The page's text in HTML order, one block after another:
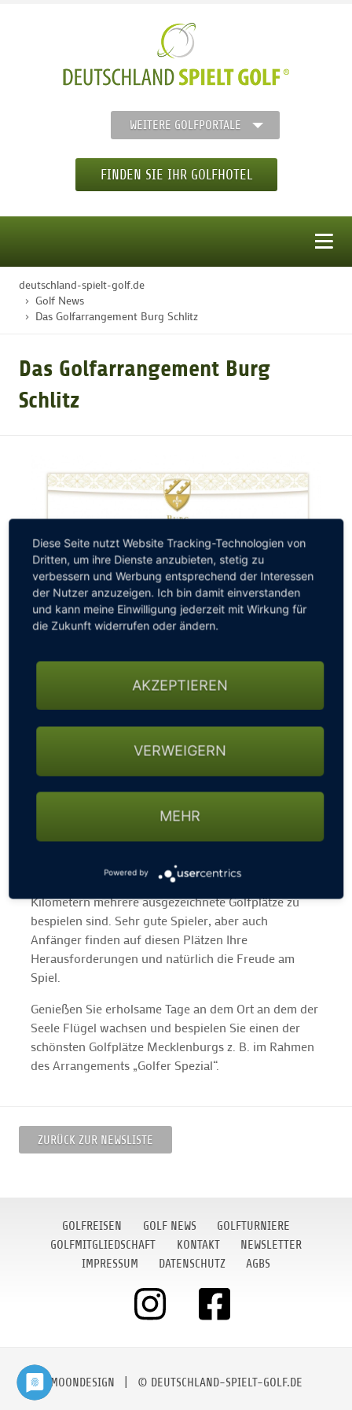
WEITERE GOLFPORTALE
FINDEN SIE IHR GOLFHOTEL
STARTSEITE
GOLFARRANGEMENTS
GOLF & WOMO
MALLORCA GOLFWOCHE
GOLF NEWS
deutschland-spielt-golf.de
Golf News
Das Golfarrangement Burg Schlitz
Das Golfarrangement Burg
Schlitz
Burg Schlitz ist geradezu ein Paradies
anspruchsvolle Golfer, da im Umkreis von 35
Kilometern mehrere ausgezeichnete Golfplätze zu
bespielen sind. Sehr gute Spieler, aber auch
Anfänger finden auf diesen Plätzen Ihre
Herausforderungen und natürlich die Freude am
Spiel.
Genießen Sie erholsame Tage an dem Ort an dem der
Seele Flügel wachsen und bespielen Sie einen der
schönsten Golfplätze Mecklenburgs z. B. im Rahmen
des Arrangements „Golfer Spezial“.
ZURÜCK ZUR NEWSLISTE
GOLFREISEN GOLF NEWS
GOLFTURNIERE
GOLFMITGLIEDSCHAFT
KONTAKT
NEWSLETTER
IMPRESSUM
DATENSCHUTZ AGBS
MOONDESIGN | © DEUTSCHLAND-SPIELT-GOLF.DE
Diese Seite nutzt Website Tracking-Technologien von
Dritten, um ihre Dienste anzubieten, stetig zu
verbessern und Werbung entsprechend der Interessen
der Nutzer anzuzeigen. Ich bin damit einverstanden
und kann meine Einwilligung jederzeit mit Wirkung für
die Zukunft widerrufen oder ändern.
AKZEPTIEREN
VERWEIGERN
MEHR
Powered by